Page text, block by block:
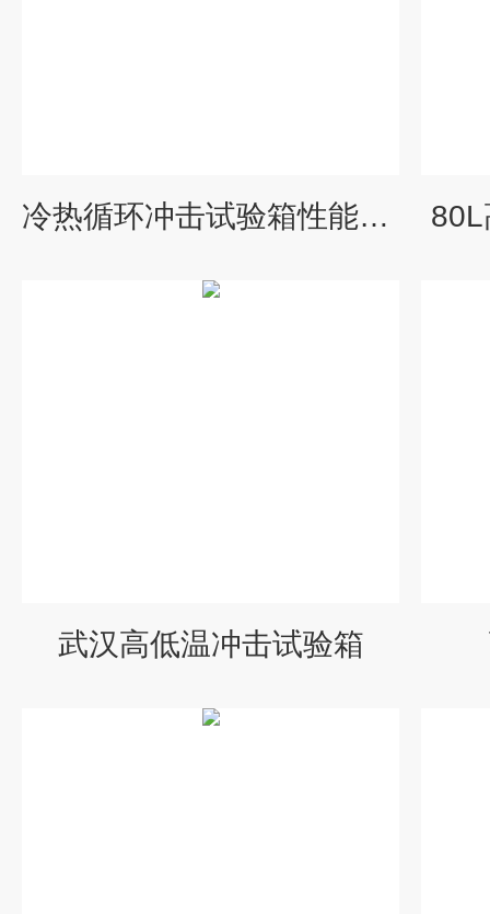
冷热循环冲击试验箱性能介绍
武汉高低温冲击试验箱